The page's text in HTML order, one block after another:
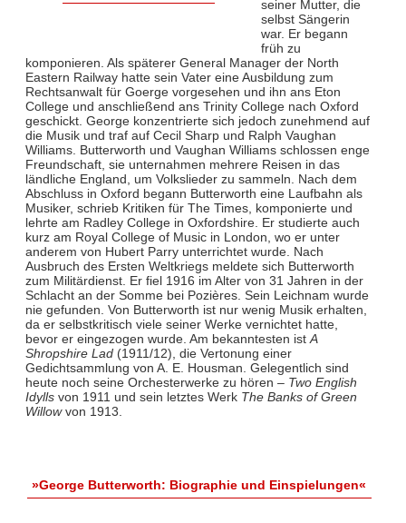
seiner Mutter, die
selbst Sängerin
war. Er begann
früh zu
komponieren. Als späterer General Manager der North
Eastern Railway hatte sein Vater eine Ausbildung zum
Rechtsanwalt für Goerge vorgesehen und ihn ans Eton
College und anschließend ans Trinity College nach Oxford
geschickt. George konzentrierte sich jedoch zunehmend auf
die Musik und traf auf Cecil Sharp und Ralph Vaughan
Williams. Butterworth und Vaughan Williams schlossen enge
Freundschaft, sie unternahmen mehrere Reisen in das
ländliche England, um Volkslieder zu sammeln. Nach dem
Abschluss in Oxford begann Butterworth eine Laufbahn als
Musiker, schrieb Kritiken für The Times, komponierte und
lehrte am Radley College in Oxfordshire. Er studierte auch
kurz am Royal College of Music in London, wo er unter
anderem von Hubert Parry unterrichtet wurde. Nach
Ausbruch des Ersten Weltkriegs meldete sich Butterworth
zum Militärdienst. Er fiel 1916 im Alter von 31 Jahren in der
Schlacht an der Somme bei Pozières. Sein Leichnam wurde
nie gefunden. Von Butterworth ist nur wenig Musik erhalten,
da er selbstkritisch viele seiner Werke vernichtet hatte,
bevor er eingezogen wurde. Am bekanntesten ist A
Shropshire Lad(1911/12), die Vertonung einer
Gedichtsammlung von A. E. Housman. Gelegentlich sind
heute noch seine Orchesterwerke zu hören – Two English
Idyllsvon 1911 und sein letztes Werk The Banks of Green
Willowvon 1913.
»George Butterworth: Biographie und Einspielungen«